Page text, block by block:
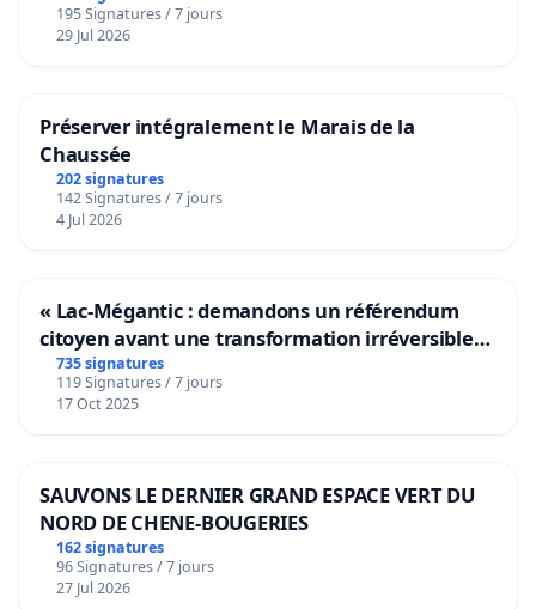
complot, tentative, incitation)
- Utilisation abusive des services et administrations
publiques à des fins lobbyistes
- Corruption active et présumée
- Faux et usage de faux (complicité médiatique)
- Abus de confiance et de biens sociaux - Haute trahison
aggravée envers la souveraineté et la nation
organisée (loi Rothschild de 1973, Traités de Maastricht
et Lisbonne)
- Complicité et recel - Négligence intentionnelle et
aggravée - Détournement de fonds
195 Signatures / 7 jours
29 Jul 2026
Préserver intégralement le Marais de la
Chaussée
202 signatures
142 Signatures / 7 jours
4 Jul 2026
« Lac-Mégantic : demandons un référendum
citoyen avant une transformation irréversible
de notre territoire »
735 signatures
119 Signatures / 7 jours
17 Oct 2025
SAUVONS LE DERNIER GRAND ESPACE VERT DU
NORD DE CHENE-BOUGERIES
162 signatures
96 Signatures / 7 jours
27 Jul 2026